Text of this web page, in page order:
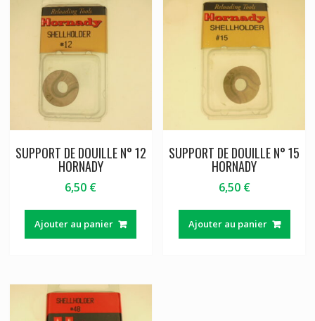
SUPPORT DE DOUILLE N° 12
HORNADY
6,50 €
Ajouter au panier
SUPPORT DE DOUILLE N° 15
HORNADY
6,50 €
Ajouter au panier